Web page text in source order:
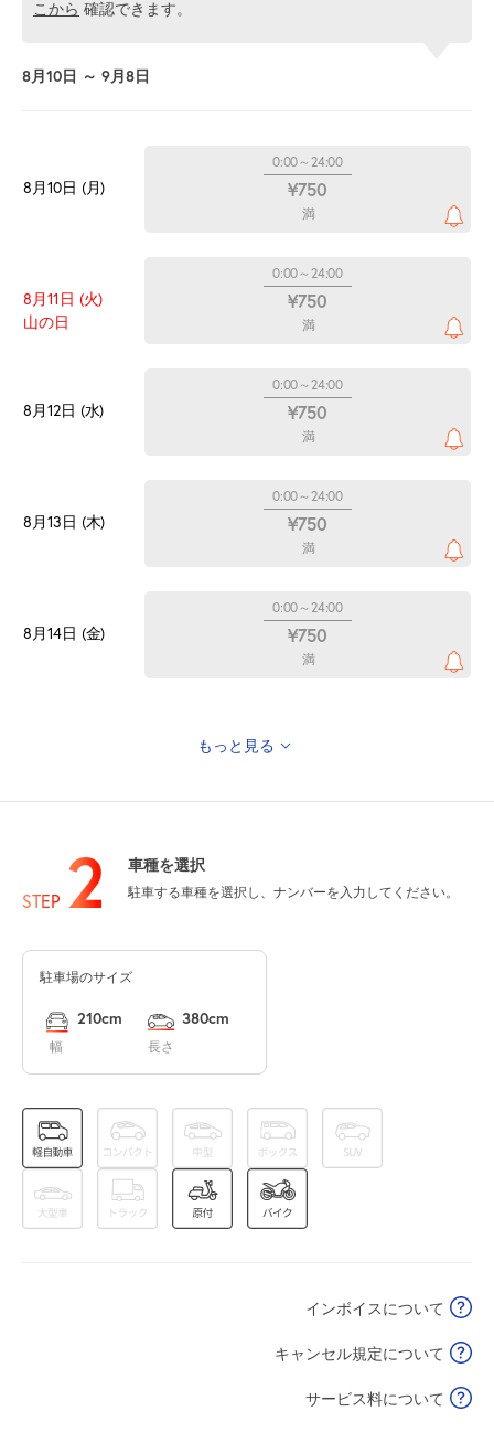
こから 確認できます。
8月10日 ～ 9月8日
8月10日 (月)
0:00～24:00
¥750
満
8月11日 (火)
山の日
0:00～24:00
¥750
満
8月12日 (水)
0:00～24:00
¥750
満
8月13日 (木)
0:00～24:00
¥750
満
8月14日 (金)
0:00～24:00
¥750
満
8月16日 (日) ¥750
8月17日 (月)
8月18日 (火) ¥750
空き1
8月19日 (水)
0:00～24:00
¥750
0:00～24:00
空き1
もっと見る
STEP 2 車種を選択
駐車する車種を選択し、ナンバーを入力してください。
駐車場のサイズ
幅
210cm
長さ
380cm
インボイスについて
キャンセル規定について
サービス料について